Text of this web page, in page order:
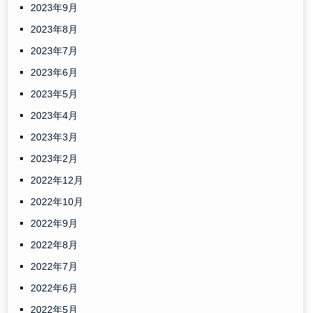
2023年9月
2023年8月
2023年7月
2023年6月
2023年5月
2023年4月
2023年3月
2023年2月
2022年12月
2022年10月
2022年9月
2022年8月
2022年7月
2022年6月
2022年5月